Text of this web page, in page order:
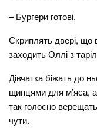
– Бургери готові.
Скриплять двері, що
заходить Оллі з
Дівчатка біжать до
щипцями для м’яса,
так голосно
чути.